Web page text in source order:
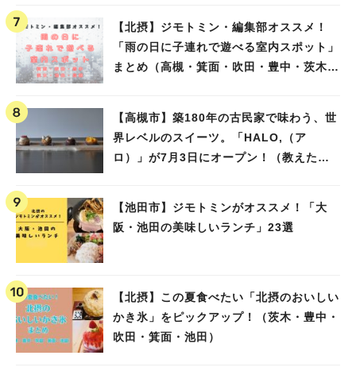
【北摂】ジモトミン・編集部オススメ！
「雨の日に子連れで遊べる室内スポット」
まとめ（高槻・箕面・吹田・豊中・茨木・
【高槻市】築180年の古民家で味わう、世
界レベルのスイーツ。「HALO,（ア
ロ）」が7月3日にオープン！（教えたい/
【池田市】ジモトミンがオススメ！「大
阪・池田の美味しいランチ」23選
【北摂】この夏食べたい「北摂のおいしい
かき氷」をピックアップ！（茨木・豊中・
吹田・箕面・池田）